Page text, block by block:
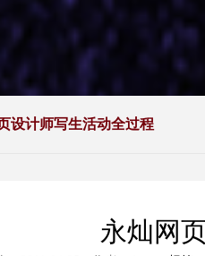
心的网络营销方法
设计师写生活动全过程
永灿网